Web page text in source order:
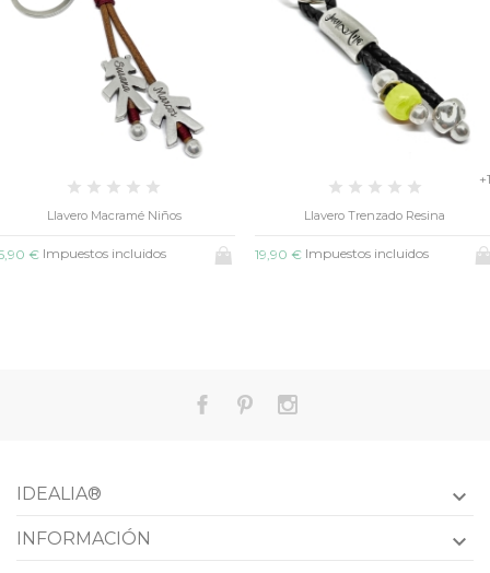
Llavero Macramé Niños
€Impuestos incluidos
+1
Llavero Trenzado Resina
19,90 €Impuestos incluidos
IDEALIA® 
INFORMACIÓN 